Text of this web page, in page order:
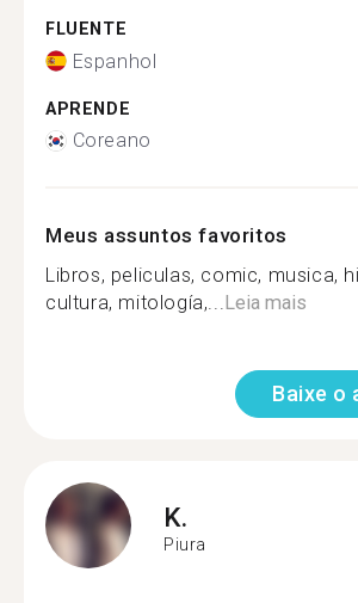
FLUENTE
Espanhol
APRENDE
Coreano
Meus assuntos favoritos
Libros, peliculas, comic, musica,
cultura, mitología,...Leia mais
Baixe o
K.
Piura